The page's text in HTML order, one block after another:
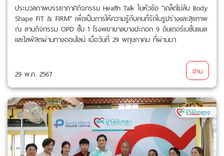
ประมวลภาพบรรยากาศกิจกรรม Health Talk ในหัวข้อ "เคล็ดไม่ลับ Body
Shape FIT & FIRM" เพื่อเป็นการให้ความรู้กับคนที่รักในรูปร่างและสุขภาพ
ณ ลานกิจกรรม OPD ชั้น 1 โรงพยาบาลบางปะกอก 9 อินเตอร์เนชั่นแนล
และไลฟ์สดผ่านทางออนไลน์ เมื่อวันที่ 29 พฤษภาคม ที่ผ่านมา
29 พ.ค. 2567 อ่าน